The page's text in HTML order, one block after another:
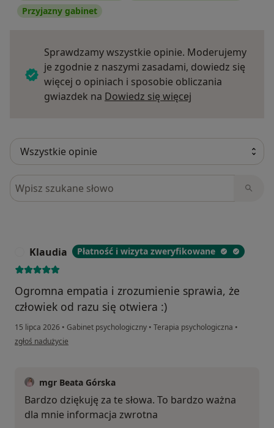
Przyjazny gabinet
Sprawdzamy wszystkie opinie. Moderujemy
je zgodnie z naszymi zasadami, dowiedz się
więcej o opiniach i sposobie obliczania
gwiazdek na Dowiedz się więcej
Szukaj w opiniach
Klaudia Płatność i wizyta zweryfikowane
Ogromna empatia i zrozumienie sprawia, że
człowiek od razu się otwiera :)
15 lipca 2026 • Gabinet psychologiczny • Terapia psychologiczna •
w opinii użytkownika Klaudia
zgłoś nadużycie
mgr Beata Górska
Bardzo dziękuję za te słowa. To bardzo ważna
dla mnie informacja zwrotna